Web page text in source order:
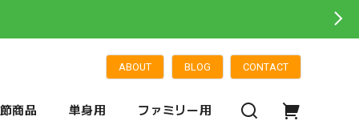
ABOUT BLOG CONTACT
商品 単身用 ファミリー用